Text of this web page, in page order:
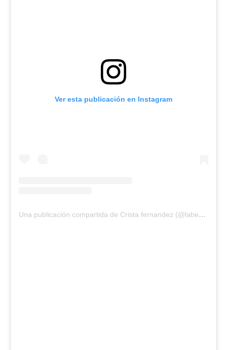
Ver esta publicación en Instagram
Una publicación compartida de Crista fernandez (@labebamontes)